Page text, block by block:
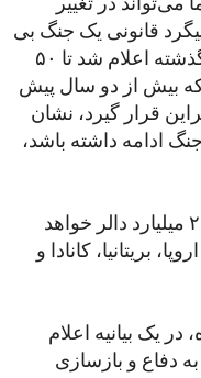
در تغییر
قانونی یک جنگ بی
معنی کمک کند. معامله‌ای که هفتۀ گذشته اعلام شد تا ۵۰
که بیش از دو سال پیش
قرار گیرد، نشان
ادامه داشته باشد،
مشارکت ایالات متحده در این وام ۲۰ میلیارد دالر خواهد
بریتانیا، کانادا و
یک بیانیه اعلام
دفاع و بازسازی